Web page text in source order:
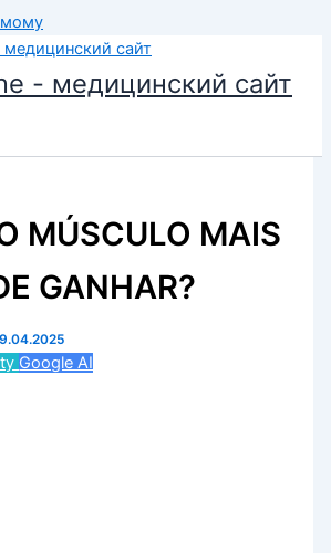
- медицинский сайт
MÚSCULO MAIS
GANHAR?
Google AI